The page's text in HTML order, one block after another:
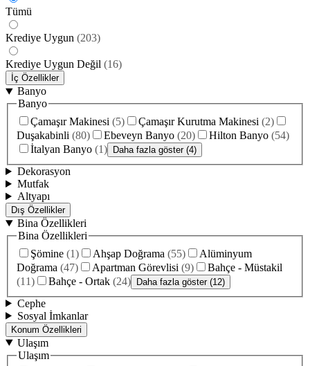
Tümü
Krediye Uygun (203)
Krediye Uygun Değil (16)
İç Özellikler
Banyo
Banyo
Çamaşır Makinesi (5) Çamaşır Kurutma Makinesi (2)
Duşakabinli (80) Ebeveyn Banyo (20) Hilton Banyo (54)
İtalyan Banyo (1) Daha fazla göster (4)
Dekorasyon
Mutfak
Altyapı
Dış Özellikler
Bina Özellikleri
Bina Özellikleri
Şömine (1) Ahşap Doğrama (55)
Alüminyum
Doğrama (47) Apartman Görevlisi (9)
Bahçe - Müstakil
(11) Bahçe - Ortak (24) Daha fazla göster (12)
Cephe
Sosyal İmkanlar
Konum Özellikleri
Ulaşım
Ulaşım